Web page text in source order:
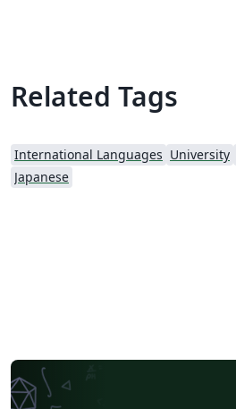
Related Tags
International Languages University
Japanese